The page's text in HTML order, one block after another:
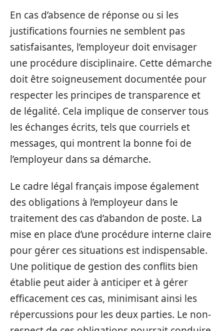
En cas d’absence de réponse ou si les
justifications fournies ne semblent pas
satisfaisantes, l’employeur doit envisager
une procédure disciplinaire. Cette démarche
doit être soigneusement documentée pour
respecter les principes de transparence et
de légalité. Cela implique de conserver tous
les échanges écrits, tels que courriels et
messages, qui montrent la bonne foi de
l’employeur dans sa démarche.
Le cadre légal français impose également
des obligations à l’employeur dans le
traitement des cas d’abandon de poste. La
mise en place d’une procédure interne claire
pour gérer ces situations est indispensable.
Une politique de gestion des conflits bien
établie peut aider à anticiper et à gérer
efficacement ces cas, minimisant ainsi les
répercussions pour les deux parties. Le non-